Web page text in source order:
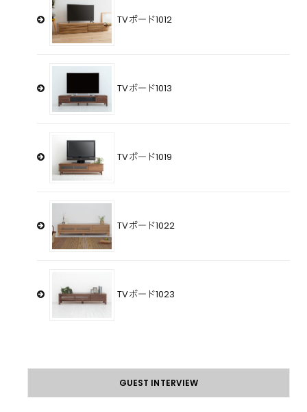
TVボード1012
TVボード1013
TVボード1019
TVボード1022
TVボード1023
GUEST INTERVIEW